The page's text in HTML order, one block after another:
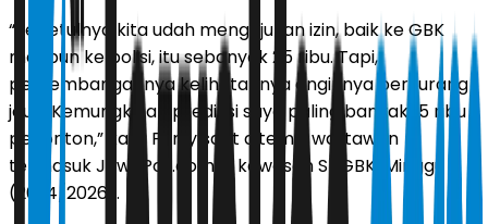
“Sebetulnya kita udah mengajukan izin, baik ke GBK
maupun ke polisi, itu sebanyak 25 ribu. Tapi,
perkembangannya kelihatannya anginnya berkurang
jauh. Kemungkinan prediksi saya paling banyak 15 ribu
penonton,” kata Ferry saat ditemui wartawan
termasuk JawaPos.com di kawasan SUGBK, Minggu
(26/4/2026).